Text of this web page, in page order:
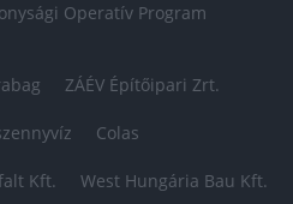
Operatív Program
ZÁÉV Építőipari Zrt.
Colas
Kft. West Hungária Bau Kft.